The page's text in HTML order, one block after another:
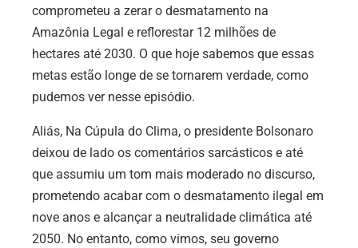
comprometeu a zerar o desmatamento na
Amazônia Legal e reflorestar 12 milhões de
hectares até 2030. O que hoje sabemos que essas
metas estão longe de se tornarem verdade, como
pudemos ver nesse episódio.
Aliás, Na Cúpula do Clima, o presidente Bolsonaro
deixou de lado os comentários sarcásticos e até
que assumiu um tom mais moderado no discurso,
prometendo acabar com o desmatamento ilegal em
nove anos e alcançar a neutralidade climática até
2050. No entanto, como vimos, seu governo